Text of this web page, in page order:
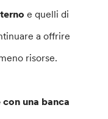
e quelli di
a offrire
risorse.
una banca